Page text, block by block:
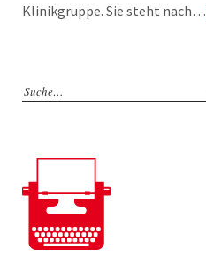
Klinikgruppe. Sie steht nach…